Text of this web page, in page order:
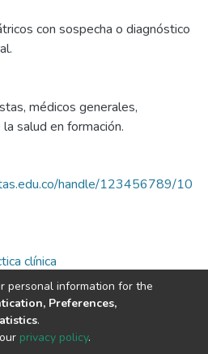
con sospecha o diagnóstico
médicos generales,
salud en formación.
handle/123456789/10
clínica
© 2002-2026
personal information for the
Preferences,
.
privacy policy.